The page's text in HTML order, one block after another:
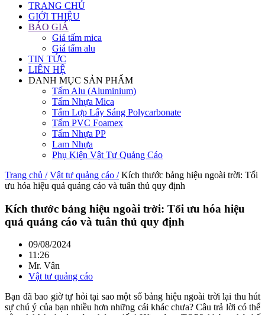
TRANG CHỦ
GIỚI THIỆU
BÁO GIÁ
Giá tấm mica
Giá tấm alu
TIN TỨC
LIÊN HỆ
DANH MỤC SẢN PHẨM
Tấm Alu (Aluminium)
Tấm Nhựa Mica
Tấm Lợp Lấy Sáng Polycarbonate
Tấm PVC Foamex
Tấm Nhựa PP
Lam Nhựa
Phụ Kiện Vật Tư Quảng Cáo
Trang chủ / Vật tư quảng cáo / Kích thước bảng hiệu ngoài trời: Tối
ưu hóa hiệu quả quảng cáo và tuân thủ quy định
Kích thước bảng hiệu ngoài trời: Tối ưu hóa hiệu
quả quảng cáo và tuân thủ quy định
09/08/2024
11:26
Mr. Vân
Vật tư quảng cáo
Bạn đã bao giờ tự hỏi tại sao một số bảng hiệu ngoài trời lại thu hút
sự chú ý của bạn nhiều hơn những cái khác chưa? Câu trả lời có thể